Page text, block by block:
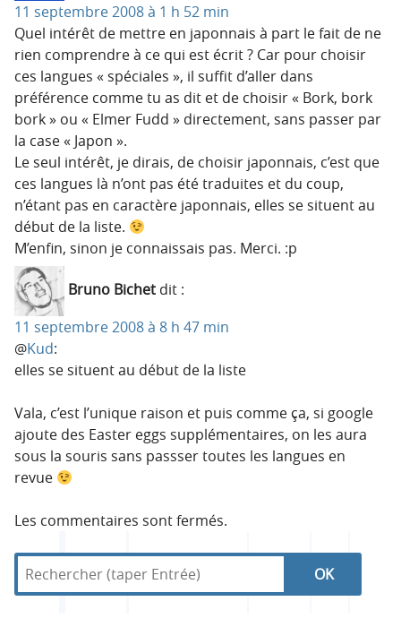
11 septembre 2008 à 1 h 52 min
Quel intérêt de mettre en japonnais à part le fait de ne
rien comprendre à ce qui est écrit ? Car pour choisir
ces langues « spéciales », il suffit d’aller dans
préférence comme tu as dit et de choisir « Bork, bork
bork » ou « Elmer Fudd » directement, sans passer par
la case « Japon ».
Le seul intérêt, je dirais, de choisir japonnais, c’est que
ces langues là n’ont pas été traduites et du coup,
n’étant pas en caractère japonnais, elles se situent au
début de la liste.
M’enfin, sinon je connaissais pas. Merci. :p
Bruno Bichet dit :
11 septembre 2008 à 8 h 47 min
@Kud:
elles se situent au début de la liste
Vala, c’est l’unique raison et puis comme ça, si google
ajoute des Easter eggs supplémentaires, on les aura
sous la souris sans passser toutes les langues en
revue
Les commentaires sont fermés.
R
R
d